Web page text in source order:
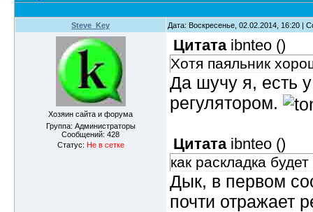
Steve_Key Дата: Воскресенье, 02.02.2014, 16:20 |
Хозяин сайта и форума
Группа: Администраторы
Сообщений: 428
Статус: Не в сетке
Цитата ibnteo ()
Хотя паяльник
Да шучу я, есть
регулятором.
Цитата ibnteo ()
как раскладка
Дык, в первом
почти отражает